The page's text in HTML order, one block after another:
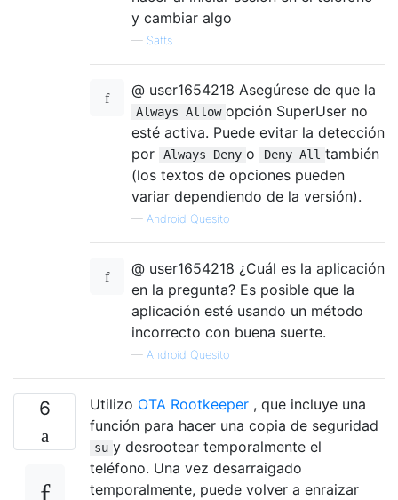
y cambiar algo
— Satts
@ user1654218 Asegúrese de que la
Always Allow opción SuperUser no
esté activa. Puede evitar la detección
por
Always Deny o Deny All también
(los textos de opciones pueden
variar dependiendo de la versión).
— Android Quesito
@ user1654218 ¿Cuál es la aplicación
en la pregunta? Es posible que la
aplicación esté usando un método
incorrecto con buena suerte.
— Android Quesito
6 Utilizo OTA Rootkeeper , que incluye una
función para hacer una copia de seguridad
su y desrootear temporalmente el
teléfono. Una vez desarraigado
temporalmente, puede volver a enraizar